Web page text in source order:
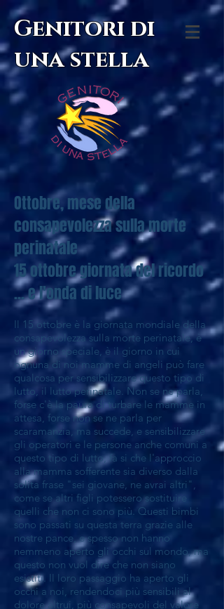
Genitori di
una stella
Ottobre, mese della
consapevolezza sulla morte
perinatale
15 ottobre giornata del ricordo
... e l'onda di luce
Il 15 ottobre è la giornata mondiale della
consapevolezza sulla morte perinatale, è
un giorno speciale, è il giorno in cui
ognuna di noi mamme di angeli può fare
qualcosa per sensibilizzare questo tipo di
lutto, il lutto perinatale. Non se ne parla,
forse c'è la paura di turbare le mamme in
attesa, forse non se ne parla per
scaramanzia, ma succede, e sensibilizzare
gli operatori e le persone anche comuni a
questo tipo di lutto, fa si che l'approccio
alla mamma sofferente sia diverso dalla
solita frase "sei giovane, ne avrai altri",
come se altri figli potessero sostituire
quelli che non ci sono più. Questi bimbi
sono passati su questa terra grazie alle
nostre pance, e spesso non hanno
nemmeno aperto gli occhi sul mondo, ma
questo non vuol dire che non siano
esistiti. Il loro passaggio ha aperto gli
occhi a noi, rendendoci più sensibili al
dolore altrui, più consapevoli del valore